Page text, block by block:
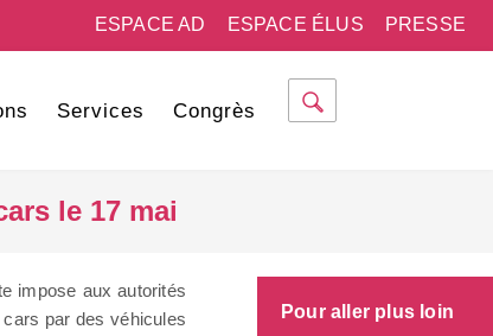
PRESSE
ESPACE ÉLUS
ESPACE AD
Services Congrès
le 17 mai
impose aux autorités
par des véhicules
Pour aller plus loin